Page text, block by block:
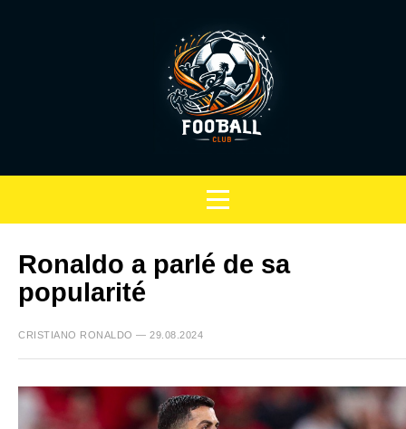
Ronaldo a parlé de sa
popularité
CRISTIANO RONALDO — 29.08.2024